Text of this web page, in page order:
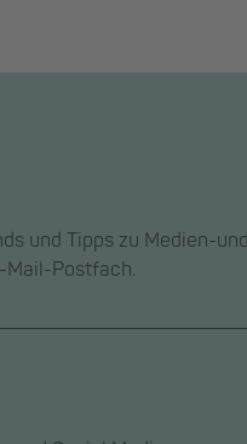
und Tipps zu Medien-und
Mail-Postfach.